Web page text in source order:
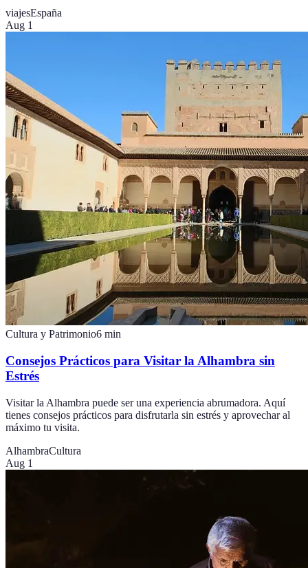
viajesEspaña
Aug 1
Cultura y Patrimonio6 min
Consejos Prácticos para Visitar la Alhambra sin
Estrés
Visitar la Alhambra puede ser una experiencia abrumadora. Aquí
tienes consejos prácticos para disfrutarla sin estrés y aprovechar al
máximo tu visita.
AlhambraCultura
Aug 1